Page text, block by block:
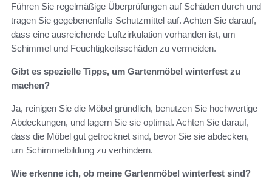
Führen Sie regelmäßige Überprüfungen auf Schäden durch und
tragen Sie gegebenenfalls Schutzmittel auf. Achten Sie darauf,
dass eine ausreichende Luftzirkulation vorhanden ist, um
Schimmel und Feuchtigkeitsschäden zu vermeiden.
Gibt es spezielle Tipps, um Gartenmöbel winterfest zu
machen?
Ja, reinigen Sie die Möbel gründlich, benutzen Sie hochwertige
Abdeckungen, und lagern Sie sie optimal. Achten Sie darauf,
dass die Möbel gut getrocknet sind, bevor Sie sie abdecken,
um Schimmelbildung zu verhindern.
Wie erkenne ich, ob meine Gartenmöbel winterfest sind?